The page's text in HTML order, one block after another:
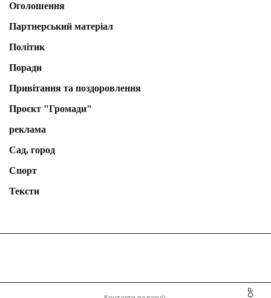
Оголошення
Партнерський матеріал
Політик
Поради
Привітання та поздоровлення
Проєкт "Громади"
реклама
Сад, город
Спорт
Тексти